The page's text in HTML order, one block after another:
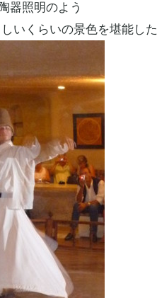
器照明のよう
いくらいの景色を堪能した